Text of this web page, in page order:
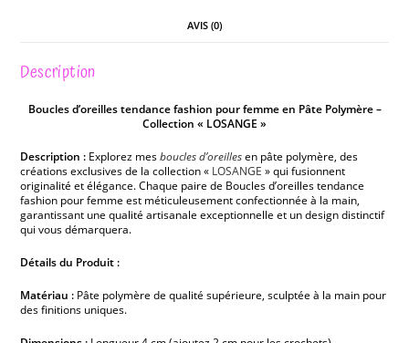
AVIS (0)
Description
Boucles d’oreilles tendance fashion pour femme en Pâte Polymère –
Collection « LOSANGE »
Description : Explorez mesboucles d’oreilles en pâte polymère, des
créations exclusives de la collection « LOSANGE » qui fusionnent
originalité et élégance. Chaque paire de Boucles d’oreilles tendance
fashion pour femme est méticuleusement confectionnée à la main,
garantissant une qualité artisanale exceptionnelle et un design distinctif
qui vous démarquera.
Détails du Produit :
Matériau : Pâte polymère de qualité supérieure, sculptée à la main pour
des finitions uniques.